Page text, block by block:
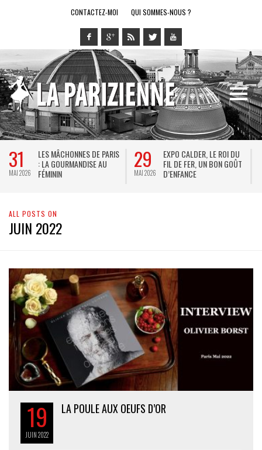
CONTACTEZ-MOI QUI SOMMES-NOUS ?
31
MAI 2026
LES MÂCHONNES DE PARIS
: LA GOURMANDISE AU
FÉMININ
29
MAI 2026
EXPO CALDER, LE ROI DU
FIL DE FER, UN BON GOÛT
D’ENFANCE
ALL POSTS ON
JUIN 2022
19
JUIN2022
LA POULE AUX OEUFS D’OR